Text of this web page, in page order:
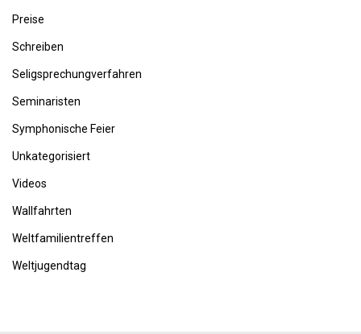
Preise
Schreiben
Seligsprechungverfahren
Seminaristen
Symphonische Feier
Unkategorisiert
Videos
Wallfahrten
Weltfamilientreffen
Weltjugendtag